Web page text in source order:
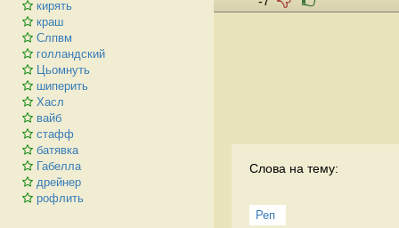
кирять
краш
Слпвм
голландский
Цьомнуть
шиперить
Хасл
вайб
стафф
батявка
Габелла
дрейнер
рофлить
Слова на тему:
Реп